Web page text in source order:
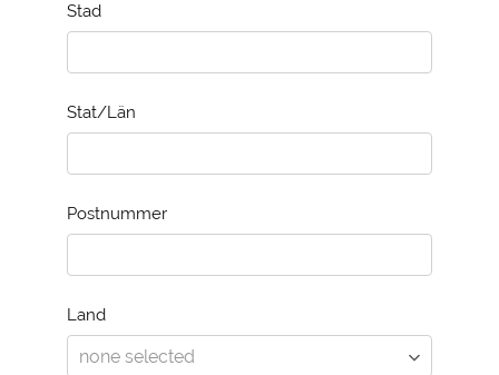
Stad
Stat/Län
Postnummer
Land